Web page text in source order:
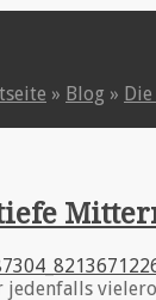
» Blog »
jedenfalls